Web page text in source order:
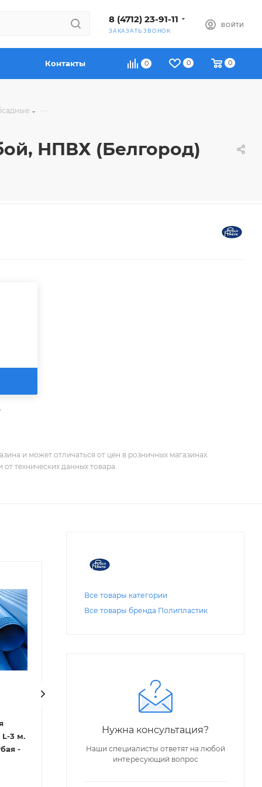
8 (4712) 23-91-11
ЗАКАЗАТЬ ЗВОНОК
ВОЙТИ
0 0 0
Контакты
—
НПВХ (Белгород)
и может отличаться от цен в розничных магазинах.
технических данных товара.
Труба обсадная для
скважин Ду 125х7,1 L-3 м.
скважин Ду 125х4,0
с резьбой,
(Башкортостан)
Все товары категории
Все товары бренда Полипластик
Нужна консультация?
Наши специалисты ответят на любой
интересующий вопрос